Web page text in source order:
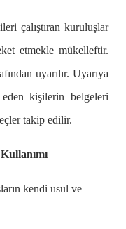
çalıştıran kuruluşlar
etmekle mükelleftir.
uyarılır. Uyarıya
kişilerin belgeleri
takip edilir.
kendi usul ve